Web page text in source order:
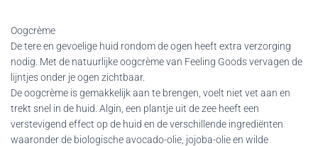
Oogcrème
De tere en gevoelige huid rondom de ogen heeft extra verzorging
nodig. Met de natuurlijke oogcrème van Feeling Goods vervagen de
lijntjes onder je ogen zichtbaar.
De oogcrème is gemakkelijk aan te brengen, voelt niet vet aan en
trekt snel in de huid. Algin, een plantje uit de zee heeft een
verstevigend effect op de huid en de verschillende ingrediënten
waaronder de biologische avocado-olie, jojoba-olie en wilde